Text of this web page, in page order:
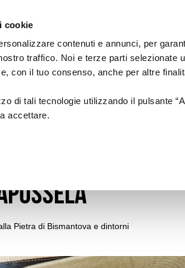
cookie
contenuti e annunci, per
traffico. Noi e terze parti selezionate
con il tuo consenso, anche per altre
di tali tecnologie utilizzando il pulsante
accettare.
FINANZIAMENTI
Assessorato
Cultura
Paesaggio
fra Emilia e
Pietra di Bismantova e dintorni